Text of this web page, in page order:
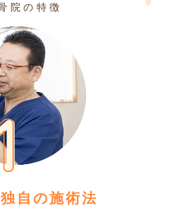
院の特徴
自の施術法